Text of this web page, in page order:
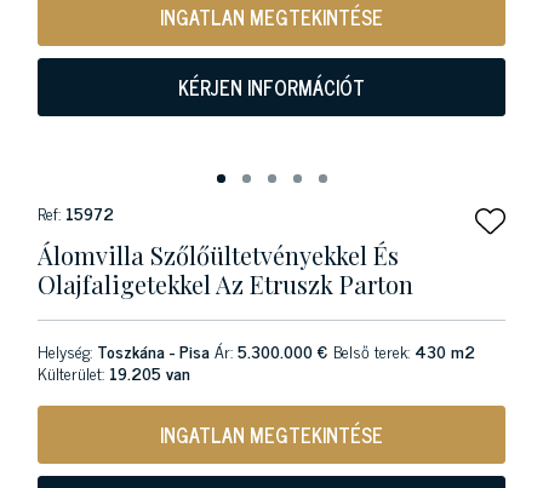
INGATLAN MEGTEKINTÉSE
KÉRJEN INFORMÁCIÓT
Ref: 15972
Álomvilla Szőlőültetvényekkel És
Olajfaligetekkel Az Etruszk Parton
Helység: Toszkána - PisaÁr:5.300.000 € Belső terek: 430 m2
Külterület: 19.205 van
INGATLAN MEGTEKINTÉSE